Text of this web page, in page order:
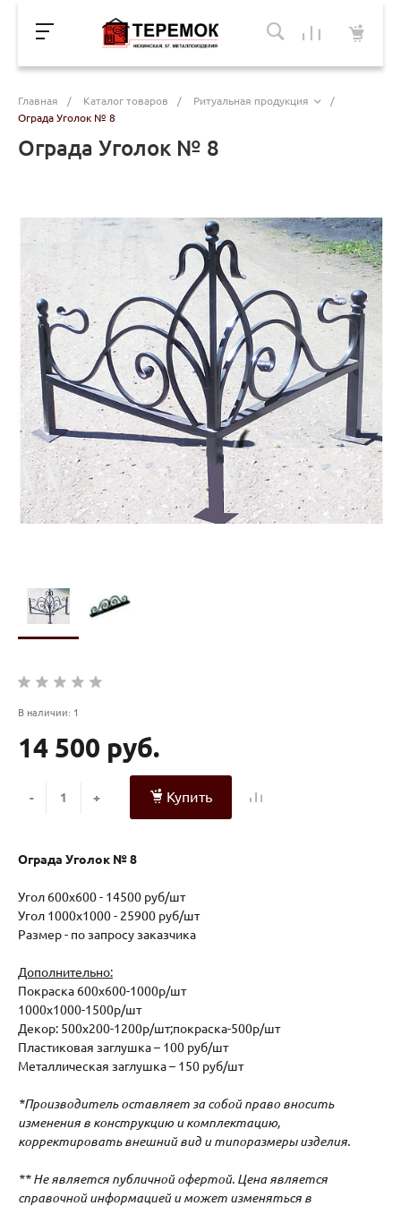
Главная / Каталог товаров / Ритуальная продукция
/
Ограда Уголок № 8
Ограда Уголок № 8
В наличии: 1
14 500 руб.
- + Купить
Ограда Уголок № 8
Угол 600х600 - 14500 руб/шт
Угол 1000х1000 - 25900 руб/шт
Размер - по запросу заказчика
Дополнительно:
Покраска 600х600-1000р/шт
1000х1000-1500р/шт
Декор: 500х200-1200р/шт;покраска-500р/шт
Пластиковая заглушка – 100 руб/шт
Металлическая заглушка – 150 руб/шт
*Производитель оставляет за собой право вносить
изменения в конструкцию и комплектацию,
корректировать внешний вид и типоразмеры изделия.
** Не является публичной офертой. Цена является
справочной информацией и может изменяться в